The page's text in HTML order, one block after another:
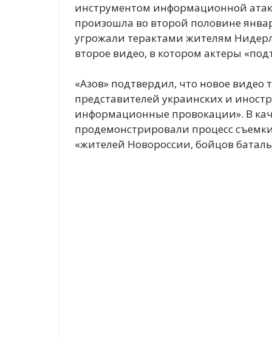
инструментом информационной
произошла во второй половине
угрожали терактами жителям
второе видео, в котором актеры
«Азов» подтвердил, что новое видео
представителей украинских и
информационные провокации». В
продемонстрировали процесс
«жителей Новороссии, бойцов